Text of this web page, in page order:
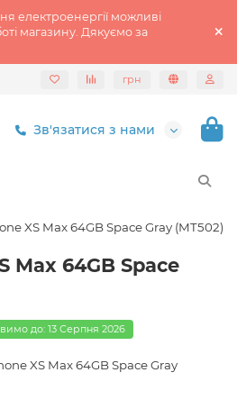
електроенергії можливі
магазину. Дякуємо за
грн
Зв'язатися з нами
XS Max 64GB Space Gray (MT502)
Max 64GB Space
до: 13 Серпня 2026
XS Max 64GB Space Gray